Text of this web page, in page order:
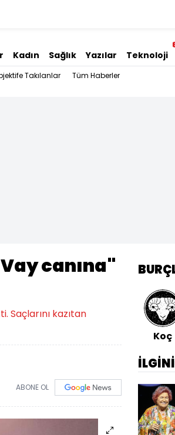
Kadın Sağlık Yazılar Teknoloji
Takılanlar Tüm Haberler
canına"
Saçlarını kazıtan
ABONE OL
Koç